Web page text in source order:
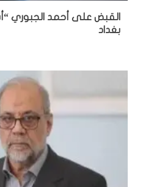
القبض على أحمد الجبوري
بغداد